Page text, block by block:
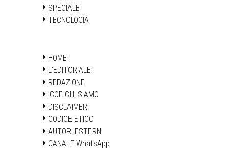
SPECIALE
TECNOLOGIA
HOME
L'EDITORIALE
REDAZIONE
ICOE CHI SIAMO
DISCLAIMER
CODICE ETICO
AUTORI ESTERNI
CANALE WhatsApp